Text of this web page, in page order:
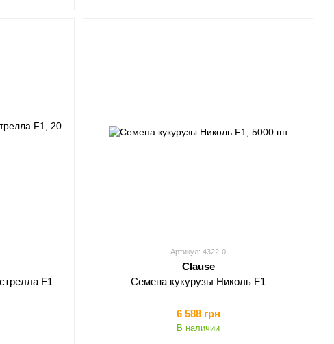
F1
Артикул: 4322-0
Clause
Семена кукурузы Николь F1
6 588 грн
В наличии